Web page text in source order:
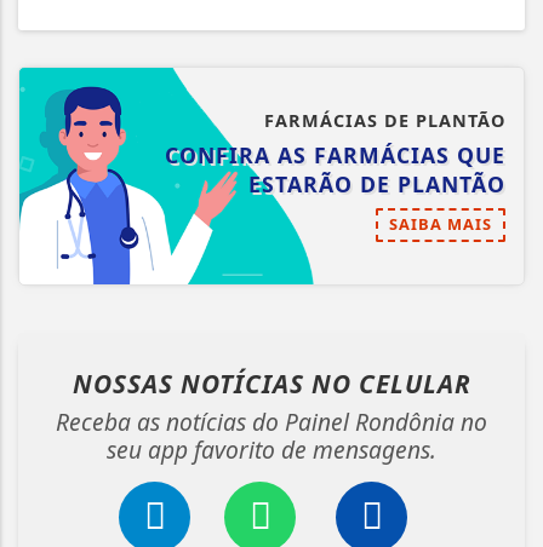
FARMÁCIAS DE PLANTÃO
CONFIRA AS FARMÁCIAS QUE
ESTARÃO DE PLANTÃO
SAIBA MAIS
NOSSAS NOTÍCIAS NO CELULAR
Receba as notícias do Painel Rondônia no
seu app favorito de mensagens.